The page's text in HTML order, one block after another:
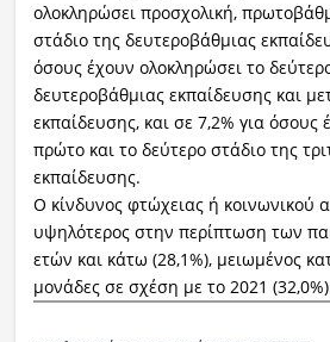
ολοκληρώσει προσχολική,
στάδιο της δευτεροβάθμιας
όσους έχουν ολοκληρώσει το
δευτεροβάθμιας εκπαίδευσης και
εκπαίδευσης, και σε 7,2% για όσους
πρώτο και το δεύτερο στάδιο της
εκπαίδευσης.
Ο κίνδυνος φτώχειας ή κοινωνικού
υψηλότερος στην περίπτωση των
ετών και κάτω (28,1%), μειωμένος
μονάδες σε σχέση με το 2021